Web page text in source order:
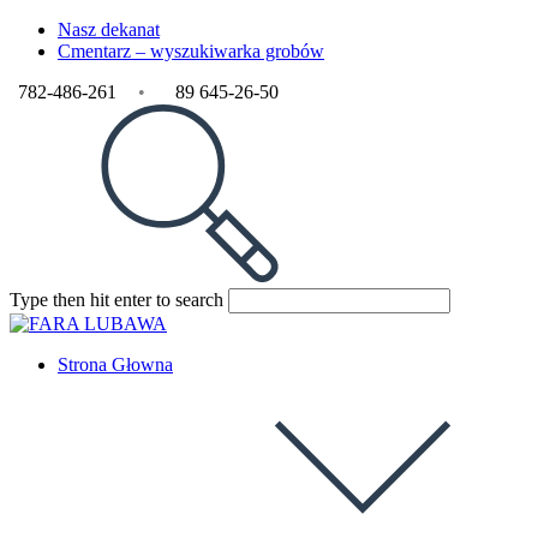
Nasz dekanat
Cmentarz – wyszukiwarka grobów
782-486-261
• 89 645-26-50
Type then hit enter to search
Strona Głowna